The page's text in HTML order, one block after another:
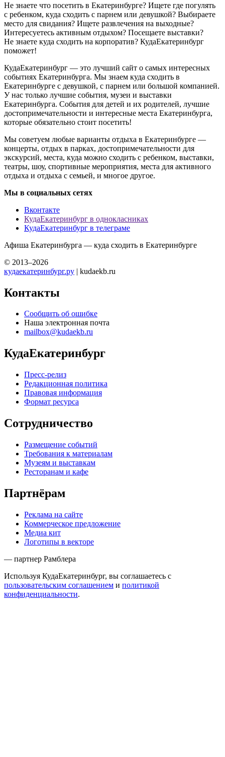
Не знаете что посетить в Екатеринбурге? Ищете где погулять
с ребенком, куда сходить с парнем или девушкой? Выбираете
место для свидания? Ищете развлечения на выходные?
Интересуетесь активным отдыхом? Посещаете выставки?
Не знаете куда сходить на корпоратив? КудаЕкатеринбург
поможет!
КудаЕкатеринбург — это лучший сайт о самых интересных
событиях Екатеринбурга. Мы знаем куда сходить в
Екатеринбурге с девушкой, с парнем или большой компанией.
У нас только лучшие события, музеи и выставки
Екатеринбурга. События для детей и их родителей, лучшие
достопримечательности и интересные места Екатеринбурга,
которые обязательно стоит посетить!
Мы советуем любые варианты отдыха в Екатеринбурге —
концерты, отдых в парках, достопримечательности для
экскурсий, места, куда можно сходить с ребенком, выставки,
театры, шоу, спортивные мероприятия, места для активного
отдыха и отдыха с семьей, и многое другое.
Мы в социальных сетях
Вконтакте
КудаЕкатеринбург в однокласниках
КудаЕкатеринбург в телеграме
Афиша Екатеринбурга — куда сходить в Екатеринбурге
© 2013–2026
кудаекатеринбург.ру | kudaekb.ru
Контакты
Сообщить об ошибке
Наша электронная почта
mailbox@kudaekb.ru
КудаЕкатеринбург
Пресс-релиз
Редакционная политика
Правовая информация
Формат ресурса
Сотрудничество
Размещение событий
Требования к материалам
Музеям и выставкам
Ресторанам и кафе
Партнёрам
Реклама на сайте
Коммерческое предложение
Медиа кит
Логотипы в векторе
— партнер Рамблера
Используя КудаЕкатеринбург, вы соглашаетесь с
пользовательским соглашением и политикой
конфиденциальности.